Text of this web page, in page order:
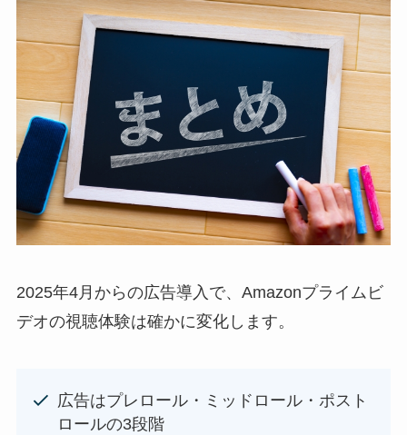
2025年4月からの広告導入で、Amazonプライムビ
デオの視聴体験は確かに変化します。
広告はプレロール・ミッドロール・ポスト
ロールの3段階